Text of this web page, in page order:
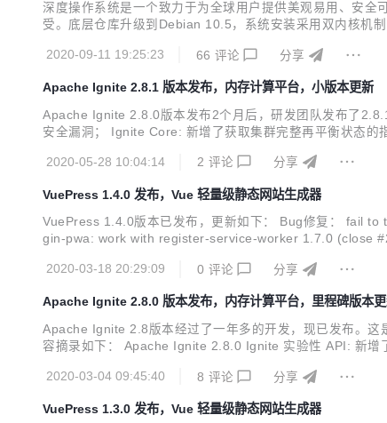
深度操作系统是一个致力于为全球用户提供美观易用、安
受。底层仓库升级到Debian 10.5，系统安装采用双内核机
处处精心，只为给你细腻自然的品质体验。 ...
2020-09-11 19:25:23 66 评论 分享
Apache Ignite 2.8.1 版本发布，内存计算平台，小版本更新
Apache Ignite 2.8.0版本发布2个月后，研发团队发布了
安全漏洞； Ignite Core: 新增了获取集群完整再平衡状态
2020-05-28 10:04:14
2 评论 分享
VuePress 1.4.0 发布，Vue 轻量级静态网站生成器
VuePress 1.4.0版本已发布，更新如下： Bug修复： fail
gin-pwa: work with register-service-worker 1.7.0 (close
2020-03-18 20:29:09 0 评论 分享
Apache Ignite 2.8.0 版本发布，内存计算平台，里程碑版本
Apache Ignite 2.8版本经过了一年多的开发，现已发布。这
容摘录如下： Apache Ignite 2.8.0 Ignite 实验性 API: 新增
2020-03-04 09:45:40
8 评论 分享
VuePress 1.3.0 发布，Vue 轻量级静态网站生成器